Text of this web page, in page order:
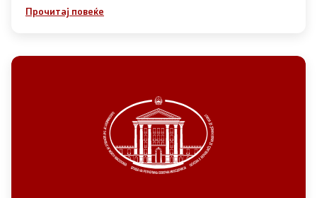
Прочитај повеќе